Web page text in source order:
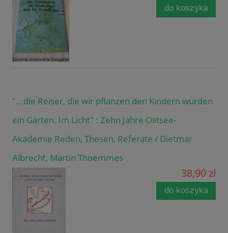
do koszyka
"...die Reiser, die wir pflanzen den Kindern wurden
ein Garten. Im Licht" : Zehn Jahre Ostsee-
Akademie Reden, Thesen, Referate / Dietmar
Albrecht, Martin Thoemmes
38,90 zł
do koszyka